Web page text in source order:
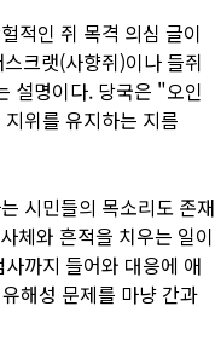
적인 쥐 목격 의심 글이
크랫(사향쥐)이나 들쥐
설명이다. 당국은 "오인
위를 유지하는 지름
시민들의 목소리도 존재
체와 흔적을 치우는 일이
까지 들어와 대응에 애
해성 문제를 마냥 간과